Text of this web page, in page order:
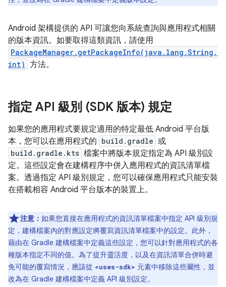
Android 架構提供的 API 可讓您向系統查詢與應用程式相關
的版本資訊。如要取得這類資訊，請使用
PackageManager.getPackageInfo(java.lang.String,
int) 方法。
指定 API 級別 (SDK 版本) 規定
如果您的應用程式要規定適用的特定最低 Android 平台版
本，您可以在應用程式的 build.gradle 或
build.gradle.kts 檔案中將版本規定指定為 API 級別設
定。這些設定會在建構程序中併入應用程式的資訊清單檔
案。透過指定 API 級別規定，您可以確保應用程式只能安裝
在搭載相容 Android 平台版本的裝置上。
注意： 如果您直接在應用程式的資訊清單檔案中指定 API 級別規
定，建構檔案內的對應設定將覆寫資訊清單檔案中的設定。此外，
藉由在 Gradle 建構檔案中定義這些設定，您可以針對應用程式的各
種版本指定不同的值。為了提升靈活度，以及在資訊清單合併時避
免可能的覆寫情況，應該從 <uses-sdk> 元素中移除這些屬性，並
改為在 Gradle 建構檔案中定義 API 級別設定。